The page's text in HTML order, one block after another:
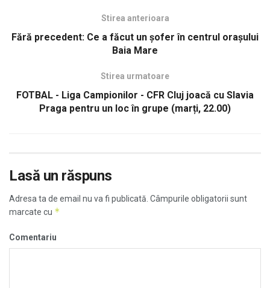
Stirea anterioara
Fără precedent: Ce a făcut un șofer în centrul orașului
Baia Mare
Stirea urmatoare
FOTBAL - Liga Campionilor - CFR Cluj joacă cu Slavia
Praga pentru un loc în grupe (marți, 22.00)
Lasă un răspuns
Adresa ta de email nu va fi publicată. Câmpurile obligatorii sunt
marcate cu *
Comentariu